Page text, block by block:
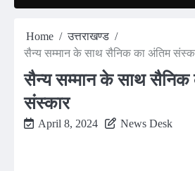
Home
उत्तराखण्ड
सैन्य सम्मान के साथ सैनिक का अंतिम
सैन्य सम्मान के साथ सैनिक
संस्कार
April 8, 2024 News Desk